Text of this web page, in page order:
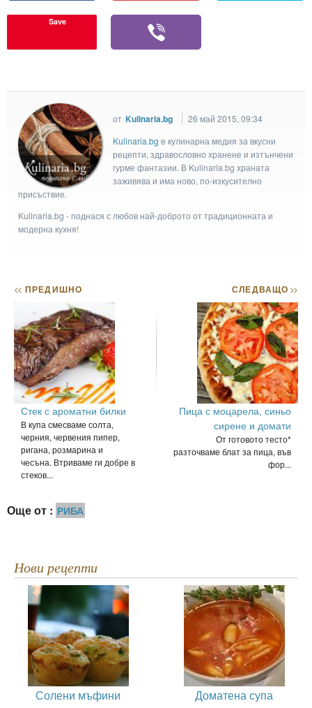
Save
от Kulinaria.bg
26 май 2015, 09:34
Kulinaria.bg e кулинарна медия за вкусни
рецепти, здравословно хранене и изтънчени
гурме фантазии. В Kulinaria.bg храната
заживява и има ново, по-изкусително
присъствие.
Kulinaria.bg - поднася с любов най-доброто от традиционната и
модерна кухня!
<< ПРЕДИШНО
Стек с ароматни билки
В купа смесваме солта,
черния, червения пипер,
ригана, розмарина и
чесъна. Втриваме ги добре в
стеков...
СЛЕДВАЩО>>
Пица с моцарела, синьо
сирене и домати
От готовото тесто*
разточваме блат за пица, във
фор...
Още от : РИБА
Нови рецепти
Солени мъфини Доматена супа